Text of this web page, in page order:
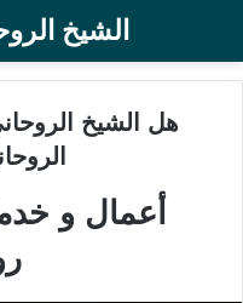
الشيخ
أعمال و